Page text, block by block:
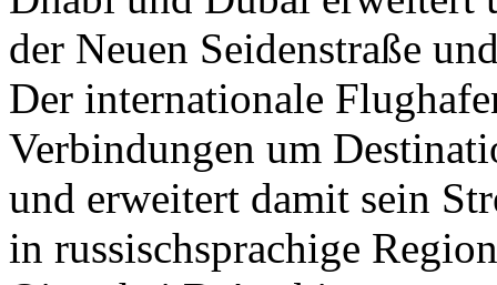
der Neuen Seidenstraße
Der internationale
Verbindungen um
und erweitert damit sein
in russischsprachige